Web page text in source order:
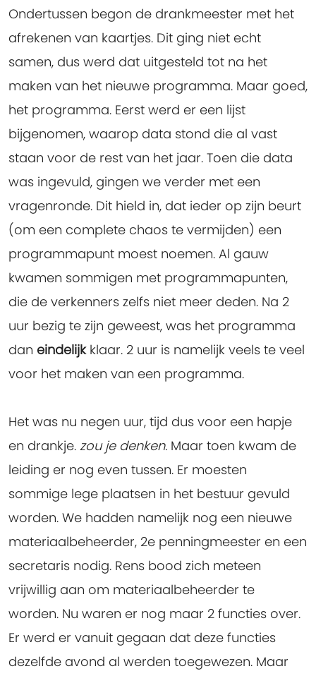
Ondertussen begon de drankmeester met het
afrekenen van kaartjes. Dit ging niet echt
samen, dus werd dat uitgesteld tot na het
maken van het nieuwe programma. Maar goed,
het programma. Eerst werd er een lijst
bijgenomen, waarop data stond die al vast
staan voor de rest van het jaar. Toen die data
was ingevuld, gingen we verder met een
vragenronde. Dit hield in, dat ieder op zijn beurt
(om een complete chaos te vermijden) een
programmapunt moest noemen. Al gauw
kwamen sommigen met programmapunten,
die de verkenners zelfs niet meer deden. Na 2
uur bezig te zijn geweest, was het programma
dan eindelijkklaar. 2 uur is namelijk veels te veel
voor het maken van een programma.
Het was nu negen uur, tijd dus voor een hapje
en drankje. zou je denken. Maar toen kwam de
leiding er nog even tussen. Er moesten
sommige lege plaatsen in het bestuur gevuld
worden. We hadden namelijk nog een nieuwe
materiaalbeheerder, 2e penningmeester en een
secretaris nodig. Rens bood zich meteen
vrijwillig aan om materiaalbeheerder te
worden. Nu waren er nog maar 2 functies over.
Er werd er vanuit gegaan dat deze functies
dezelfde avond al werden toegewezen. Maar